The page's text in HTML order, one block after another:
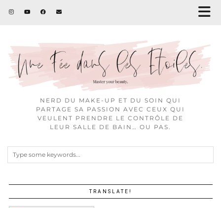
NERD DU MAKE-UP ET DU SOIN QUI
PARTAGE SA PASSION AVEC CEUX QUI
VEULENT PRENDRE LE CONTRÔLE DE
LEUR SALLE DE BAIN… OU PAS.
TRANSLATE!